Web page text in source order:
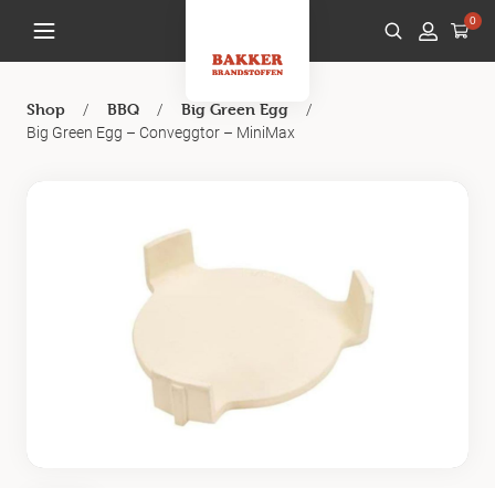
0
Shop / BBQ / Big Green Egg
/
Big Green Egg – Conveggtor – MiniMax